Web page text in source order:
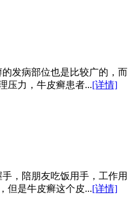
发病部位也是比较广的，而
压力，牛皮癣患者...[详情]
，陪朋友吃饭用手，工作用
但是牛皮癣这个皮...[详情]